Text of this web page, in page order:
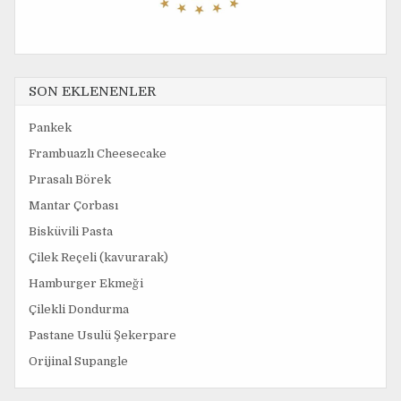
SON EKLENENLER
Pankek
Frambuazlı Cheesecake
Pırasalı Börek
Mantar Çorbası
Bisküvili Pasta
Çilek Reçeli (kavurarak)
Hamburger Ekmeği
Çilekli Dondurma
Pastane Usulü Şekerpare
Orijinal Supangle